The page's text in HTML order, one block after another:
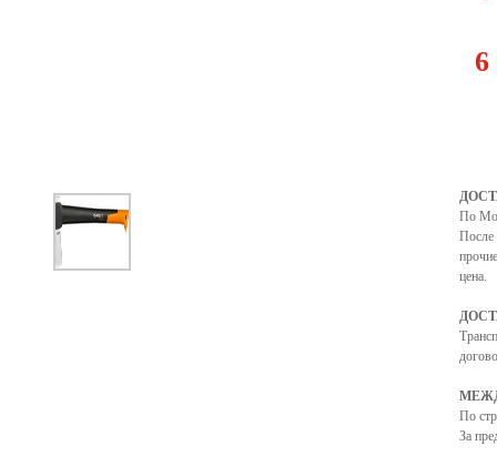
6
По
После
цена.
По
За